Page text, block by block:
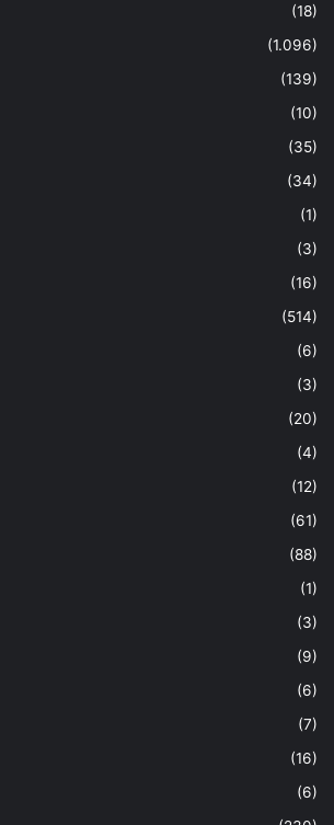
(18)
(1.096)
(139)
(10)
(35)
(34)
(1)
(3)
(16)
(514)
(6)
(3)
(20)
(4)
(12)
(61)
(88)
(1)
(3)
(9)
(6)
(7)
(16)
(6)